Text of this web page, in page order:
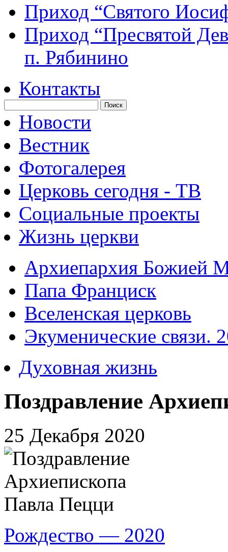
Приход “Святого
Приход “Пресвятой
п. Рябинино
Контакты
Новости
Вестник
Фотогалерея
Церковь сегодня - ТВ
Социальные проекты
Жизнь церкви
Архиепархия Божией
Папа Франциск
Вселенская церковь
Экуменические связи.
Духовная жизнь
Поздравление
25 Декабря 2020
Рождество — 2020